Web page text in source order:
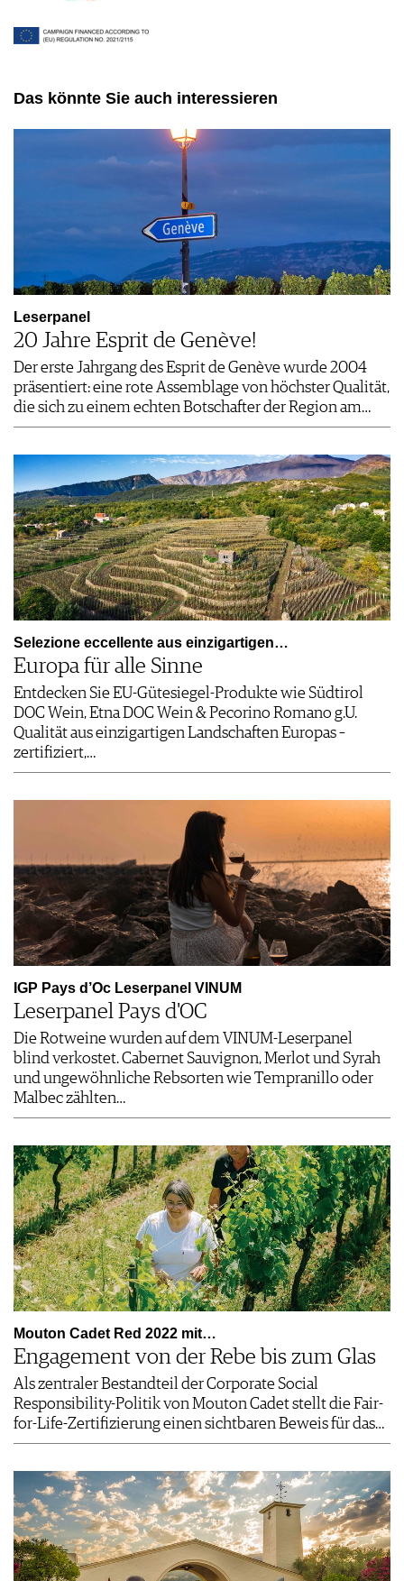
Das könnte Sie auch interessieren
Leserpanel
20 Jahre Esprit de Genève!
Der erste Jahrgang des Esprit de Genève wurde 2004
präsentiert: eine rote Assemblage von höchster Qualität,
die sich zu einem echten Botschafter der Region am…
Selezione eccellente aus einzigartigen…
Europa für alle Sinne
Entdecken Sie EU-Gütesiegel-Produkte wie Südtirol
DOC Wein, Etna DOC Wein & Pecorino Romano g.U.
Qualität aus einzigartigen Landschaften Europas –
zertifiziert,…
IGP Pays d’Oc Leserpanel VINUM
Leserpanel Pays d'OC
Die Rotweine wurden auf dem VINUM-Leserpanel
blind verkostet. Cabernet Sauvignon, Merlot und Syrah
und ungewöhnliche Rebsorten wie Tempranillo oder
Malbec zählten…
Mouton Cadet Red 2022 mit…
Engagement von der Rebe bis zum Glas
Als zentraler Bestandteil der Corporate Social
Responsibility-Politik von Mouton Cadet stellt die Fair-
for-Life-Zertifizierung einen sichtbaren Beweis für das…